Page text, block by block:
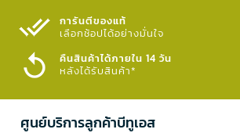
การันตีของแท้
เลือกช้อปได้อย่างมั่นใจ​
คืนสินค้าได้ภายใน 14 วัน
หลังได้รับสินค้า*
ศูนย์บริการลูกค้าบีทูเอส